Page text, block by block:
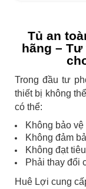
Tủ an
hãng –
Trong đầu tư
thiết bị không
có thể:
Không bảo
Không đảm
Không đạt
Phải thay đổi
Huê Lợi cung